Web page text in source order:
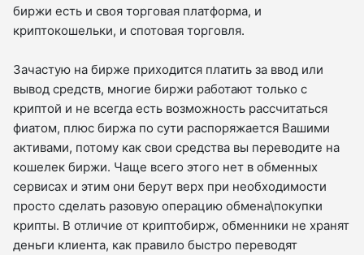
биржи есть и своя торговая платформа, и
криптокошельки, и спотовая торговля.
Зачастую на бирже приходится платить за ввод или
вывод средств, многие биржи работают только с
криптой и не всегда есть возможность рассчитаться
фиатом, плюс биржа по сути распоряжается Вашими
активами, потому как свои средства вы переводите на
кошелек биржи. Чаще всего этого нет в обменных
сервисах и этим они берут верх при необходимости
просто сделать разовую операцию обмена\покупки
крипты. В отличие от криптобирж, обменники не хранят
деньги клиента, как правило быстро переводят